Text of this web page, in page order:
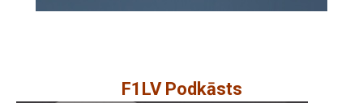
F1LV Podkāsts